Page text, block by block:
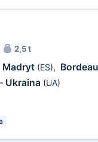
2,5 t
Madryt (ES),
Ukraina (UA)